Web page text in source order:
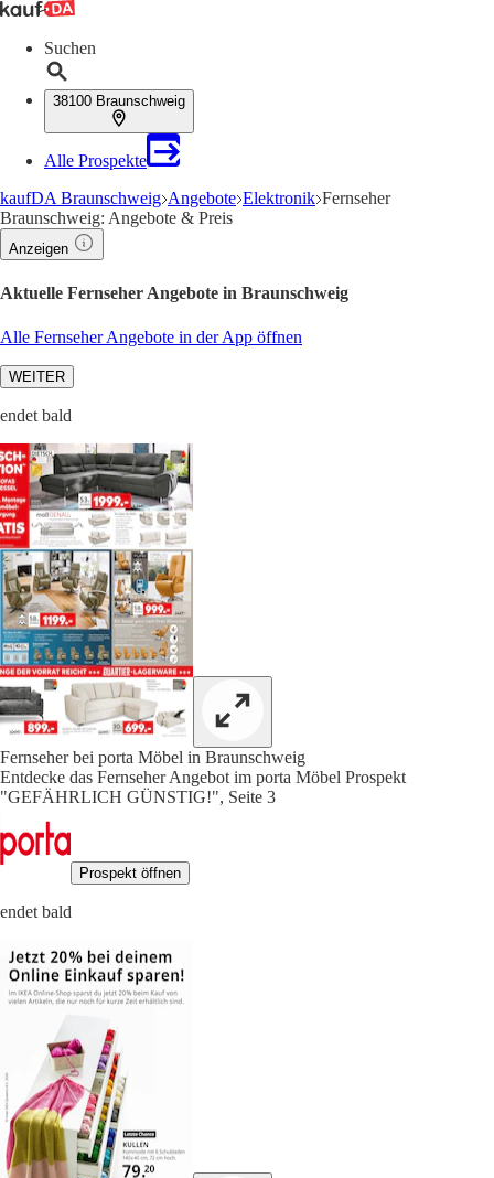
Suchen
38100 Braunschweig
Alle Prospekte
kaufDA Braunschweig Angebote Elektronik Fernseher
Braunschweig: Angebote & Preis
Anzeigen
Aktuelle Fernseher Angebote in Braunschweig
Alle Fernseher Angebote in der App öffnen
WEITER
endet bald
Fernseher bei porta Möbel in Braunschweig
Entdecke das Fernseher Angebot im porta Möbel Prospekt
"GEFÄHRLICH GÜNSTIG!", Seite 3
Prospekt öffnen
endet bald